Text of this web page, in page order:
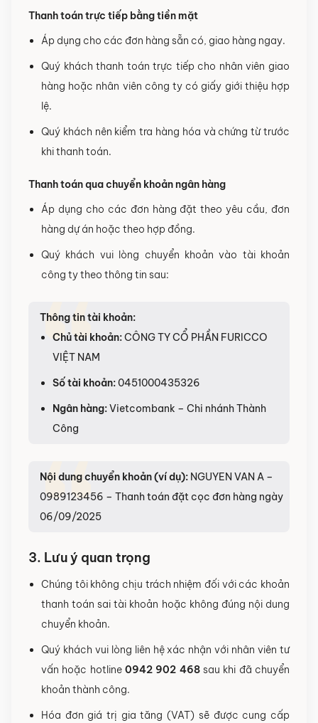
Thanh toán trực tiếp bằng tiền mặt
Áp dụng cho các đơn hàng sẵn có, giao hàng ngay.
Quý khách thanh toán trực tiếp cho nhân viên giao
hàng hoặc nhân viên công ty có giấy giới thiệu hợp
lệ.
Quý khách nên kiểm tra hàng hóa và chứng từ trước
khi thanh toán.
Thanh toán qua chuyển khoản ngân hàng
Áp dụng cho các đơn hàng đặt theo yêu cầu, đơn
hàng dự án hoặc theo hợp đồng.
Quý khách vui lòng chuyển khoản vào tài khoản
công ty theo thông tin sau:
Thông tin tài khoản:
Chủ tài khoản:CÔNG TY CỔ PHẦN FURICCO
VIỆT NAM
Số tài khoản:0451000435326
Ngân hàng:Vietcombank – Chi nhánh Thành
Công
Nội dung chuyển khoản (ví dụ): NGUYEN VAN A –
0989123456 – Thanh toán đặt cọc đơn hàng ngày
06/09/2025
3. Lưu ý quan trọng
Chúng tôi không chịu trách nhiệm đối với các khoản
thanh toán sai tài khoản hoặc không đúng nội dung
chuyển khoản.
Quý khách vui lòng liên hệ xác nhận với nhân viên tư
vấn hoặc hotline0942 902 468sau khi đã chuyển
khoản thành công.
Hóa đơn giá trị gia tăng (VAT) sẽ được cung cấp